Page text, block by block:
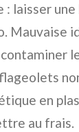
: laisser
Mauvaise
en
au frais.